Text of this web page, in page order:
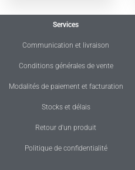
Services
Communication et livraison
Conditions générales de vente
Modalités de paiement et facturation
Stocks et délais
Retour d'un produit
Politique de confidentialité